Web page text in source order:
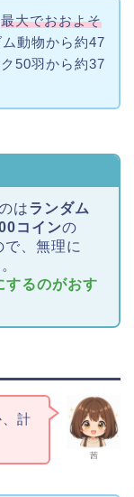
最大でおおよそ
動物から約47
50羽から約37
はランダム
コインの
、無理に
るのがおす
茜
計